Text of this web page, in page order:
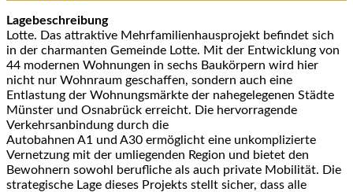
Lagebeschreibung
Lotte. Das attraktive Mehrfamilienhausprojekt befindet sich
in der charmanten Gemeinde Lotte. Mit der Entwicklung von
44 modernen Wohnungen in sechs Baukörpern wird hier
nicht nur Wohnraum geschaffen, sondern auch eine
Entlastung der Wohnungsmärkte der nahegelegenen Städte
Münster und Osnabrück erreicht. Die hervorragende
Verkehrsanbindung durch die
Autobahnen A1 und A30 ermöglicht eine unkomplizierte
Vernetzung mit der umliegenden Region und bietet den
Bewohnern sowohl berufliche als auch private Mobilität. Die
strategische Lage dieses Projekts stellt sicher, dass alle